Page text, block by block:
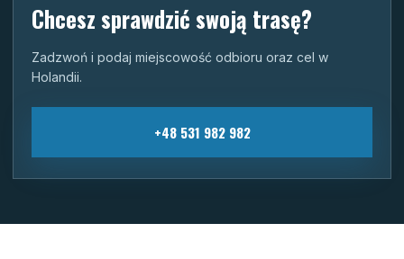
Chcesz sprawdzić swoją trasę?
Zadzwoń i podaj miejscowość odbioru oraz cel w
Holandii.
+48 531 982 982